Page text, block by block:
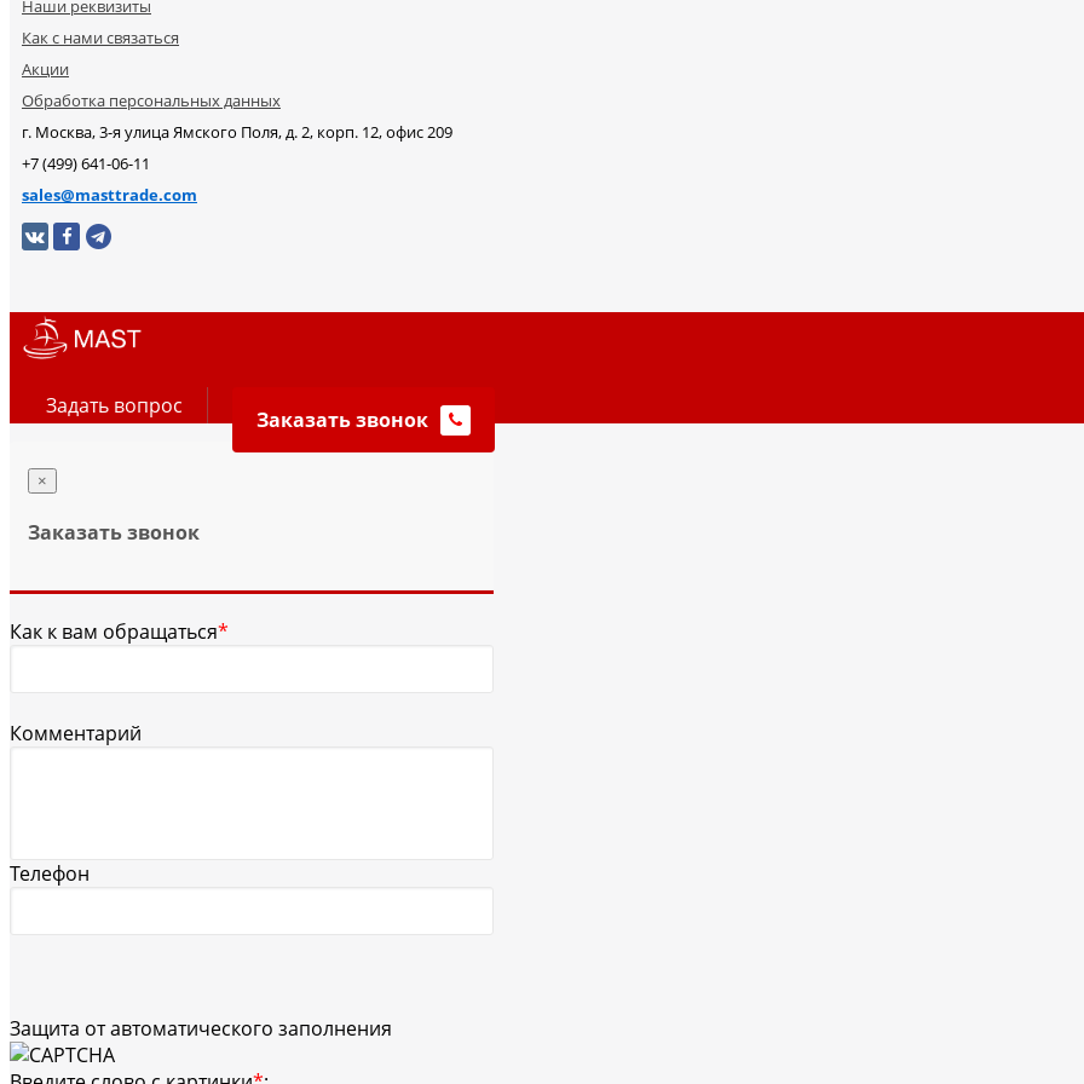
Наши реквизиты
Как с нами связаться
Акции
Обработка персональных данных
г. Москва, 3-я улица Ямского Поля, д. 2, корп. 12, офис 209
+7 (499) 641-06-11
sales@masttrade.com
Задать вопрос
Заказать звонок
×
Заказать звонок
Как к вам обращаться*
Комментарий
Телефон
Защита от автоматического заполнения